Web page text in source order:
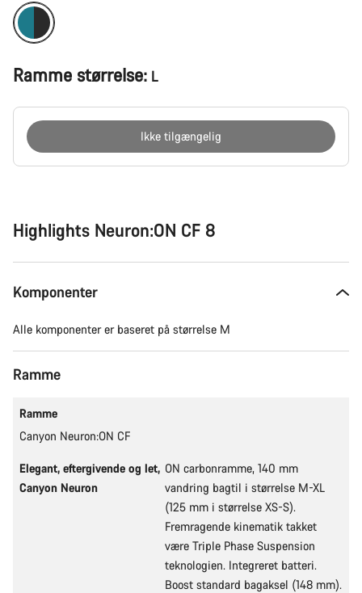
Ramme størrelse: L
Ikke tilgængelig
købe
Highlights Neuron:ON CF 8
Komponenter
Alle komponenter er baseret på størrelse M
Ramme
Ramme
Canyon Neuron:ON CF
Elegant, eftergivende og let,
Canyon Neuron
ON carbonramme, 140 mm
vandring bagtil i størrelse M-XL
(125 mm i størrelse XS-S).
Fremragende kinematik takket
være Triple Phase Suspension
teknologien. Integreret batteri.
Boost standard bagaksel (148 mm).